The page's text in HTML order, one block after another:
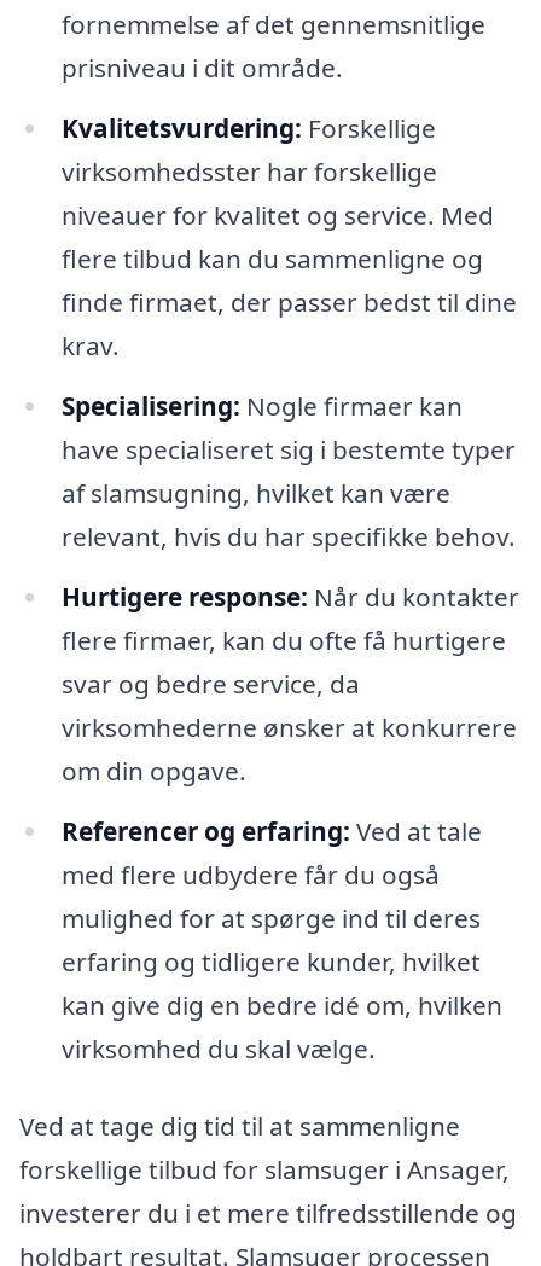
fornemmelse af det gennemsnitlige
prisniveau i dit område.
Kvalitetsvurdering: Forskellige
virksomhedsster har forskellige
niveauer for kvalitet og service. Med
flere tilbud kan du sammenligne og
finde firmaet, der passer bedst til dine
krav.
Specialisering: Nogle firmaer kan
have specialiseret sig i bestemte typer
af slamsugning, hvilket kan være
relevant, hvis du har specifikke behov.
Hurtigere response: Når du kontakter
flere firmaer, kan du ofte få hurtigere
svar og bedre service, da
virksomhederne ønsker at konkurrere
om din opgave.
Referencer og erfaring: Ved at tale
med flere udbydere får du også
mulighed for at spørge ind til deres
erfaring og tidligere kunder, hvilket
kan give dig en bedre idé om, hvilken
virksomhed du skal vælge.
Ved at tage dig tid til at sammenligne
forskellige tilbud for slamsuger i Ansager,
investerer du i et mere tilfredsstillende og
holdbart resultat. Slamsuger processen